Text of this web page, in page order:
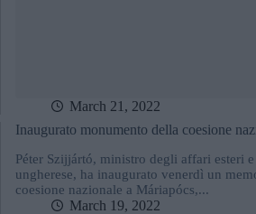
March 21, 2022
Inaugurato monumento della coesione
Péter Szijjártó, ministro degli affari esteri
ungherese, ha inaugurato venerdì un
coesione nazionale a Máriapócs,...
March 19, 2022